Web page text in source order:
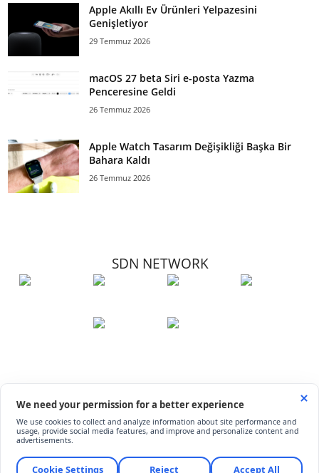
Apple Akıllı Ev Ürünleri Yelpazesini
Genişletiyor
29 Temmuz 2026
macOS 27 beta Siri e-posta Yazma
Penceresine Geldi
26 Temmuz 2026
Apple Watch Tasarım Değişikliği Başka Bir
Bahara Kaldı
26 Temmuz 2026
SDN NETWORK